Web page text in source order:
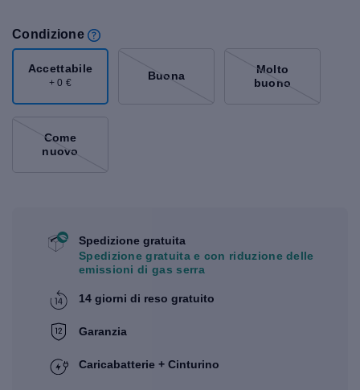
Condizione
Accettabile
+ 0 €
Buona
Molto
buono
Come
nuovo
Spedizione gratuita
Spedizione gratuita e con riduzione delle
emissioni di gas serra
14 giorni di reso gratuito
Garanzia
Caricabatterie + Cinturino